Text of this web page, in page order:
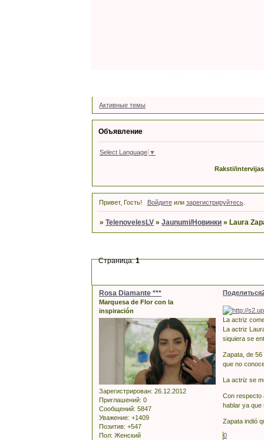
Активные темы
Объявление
Select Language ▼
Raksti/
Привет, Гость! Войдитеили зарегистрируйтесь.
»TelenovelesLV »Jaunumi/Новинки » Laura
Страница:1
Поделиться
Rosa Diamante ***
Marquesa de Flor con la
inspiración
Зарегистрирован: 26.12.2012
Приглашений: 0
Сообщений: 5847
Уважение: +1409
Позитив: +547
Пол: Женский
La actriz
La actriz
siquiera se
Zapata, de
que no
La actriz se
Con respecto
hablar ya que
Zapata indió
0